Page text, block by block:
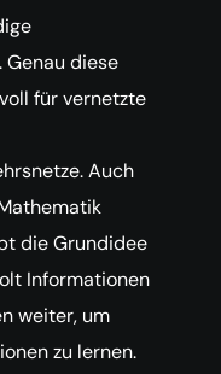
diese
für vernetzte
Auch
die Grundidee
Informationen
weiter, um
zu lernen.